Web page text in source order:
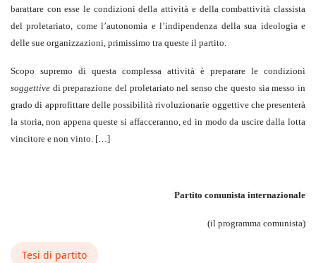
barattare con esse le condizioni della attività e della combattività classista
del proletariato, come l’autonomia e l’indipendenza della sua ideologia e
delle sue organizzazioni, primissimo tra queste il partito.
Scopo supremo di questa complessa attività è preparare le condizioni
soggettive di preparazione del proletariato nel senso che questo sia messo in
grado di approfittare delle possibilità rivoluzionarie oggettive che presenterà
la storia, non appena queste si affacceranno, ed in modo da uscire dalla lotta
vincitore e non vinto. […]
Partito comunista internazionale
(il programma comunista)
Tesi di partito